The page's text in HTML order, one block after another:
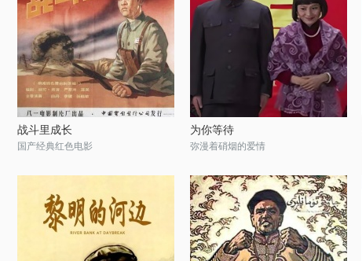
战斗里成长
国产经典红色电影
为你等待
弥漫着硝烟的爱情